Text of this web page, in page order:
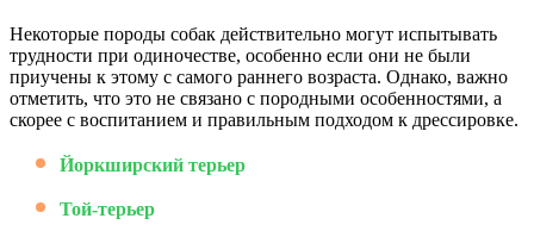
Некоторые породы собак действительно могут испытывать
трудности при одиночестве, особенно если они не были
приучены к этому с самого раннего возраста. Однако, важно
отметить, что это не связано с породными особенностями, а
скорее с воспитанием и правильным подходом к дрессировке.
Йоркширский терьер
Той-терьер